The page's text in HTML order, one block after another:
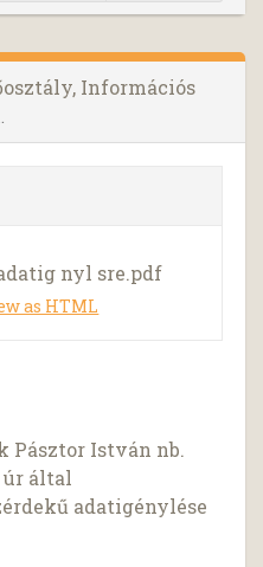
Információs
nyl sre.pdf
as HTML
István nb.
úr által
adatigénylése